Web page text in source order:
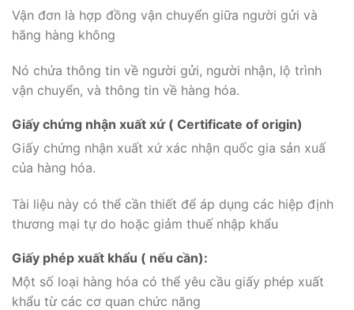
Vận đơn là hợp đồng vận chuyển giữa người gửi và
hãng hàng không
Nó chứa thông tin về người gửi, người nhận, lộ trình
vận chuyển, và thông tin về hàng hóa.
Giấy chứng nhận xuất xứ ( Certificate of origin)
Giấy chứng nhận xuất xứ xác nhận quốc gia sản xuấ
của hàng hóa.
Tài liệu này có thể cần thiết để áp dụng các hiệp định
thương mại tự do hoặc giảm thuế nhập khẩu
Giấy phép xuất khẩu ( nếu cần):
Một số loại hàng hóa có thể yêu cầu giấy phép xuất
khẩu từ các cơ quan chức năng